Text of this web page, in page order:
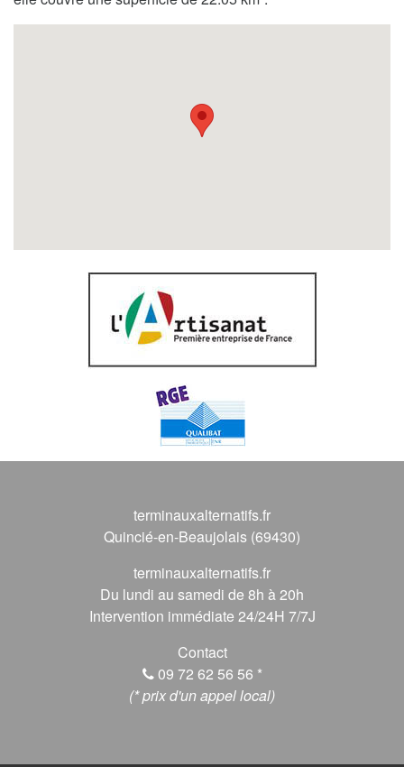
terminauxalternatifs.fr
Quincié-en-Beaujolais (69430)
terminauxalternatifs.fr
Du lundi au samedi de 8h à 20h
Intervention immédiate 24/24H 7/7J
Contact
09 72 62 56 56 *
(* prix d'un appel local)